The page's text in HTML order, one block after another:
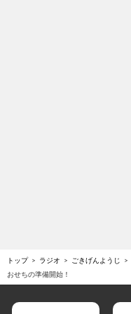
トップ ラジオ ごきげんようじ
おせちの準備開始！